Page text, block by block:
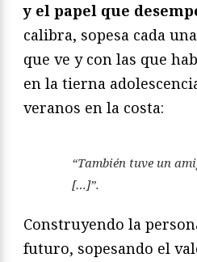
y el papel que
calibra, sopesa cada
que ve y con las que
en la tierna
veranos en la costa:
“También tuve un
[…]”.
Construyendo la
futuro, sopesando el